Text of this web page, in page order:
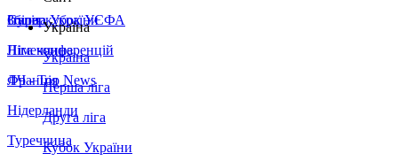
Збірна України
Італія
Німеччина
Франція
Нідерланди
Туреччина
Суперкубок УЄФА
Ліга конференцій
ЛЧ - Top News
Україна
Україна
Перша ліга
Друга ліга
Кубок України